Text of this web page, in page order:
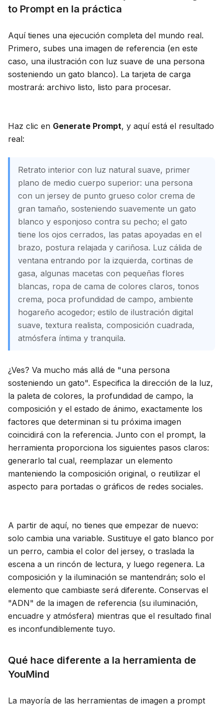
to Prompt en la práctica
Aquí tienes una ejecución completa del mundo real.
Primero, subes una imagen de referencia (en este
caso, una ilustración con luz suave de una persona
sosteniendo un gato blanco). La tarjeta de carga
mostrará: archivo listo, listo para procesar.
Haz clic en Generate Prompt, y aquí está el resultado
real:
Retrato interior con luz natural suave, primer
plano de medio cuerpo superior: una persona
con un jersey de punto grueso color crema de
gran tamaño, sosteniendo suavemente un gato
blanco y esponjoso contra su pecho; el gato
tiene los ojos cerrados, las patas apoyadas en el
brazo, postura relajada y cariñosa. Luz cálida de
ventana entrando por la izquierda, cortinas de
gasa, algunas macetas con pequeñas flores
blancas, ropa de cama de colores claros, tonos
crema, poca profundidad de campo, ambiente
hogareño acogedor; estilo de ilustración digital
suave, textura realista, composición cuadrada,
atmósfera íntima y tranquila.
¿Ves? Va mucho más allá de "una persona
sosteniendo un gato". Especifica la dirección de la luz,
la paleta de colores, la profundidad de campo, la
composición y el estado de ánimo, exactamente los
factores que determinan si tu próxima imagen
coincidirá con la referencia. Junto con el prompt, la
herramienta proporciona los siguientes pasos claros:
generarlo tal cual, reemplazar un elemento
manteniendo la composición original, o reutilizar el
aspecto para portadas o gráficos de redes sociales.
A partir de aquí, no tienes que empezar de nuevo:
solo cambia una variable. Sustituye el gato blanco por
un perro, cambia el color del jersey, o traslada la
escena a un rincón de lectura, y luego regenera. La
composición y la iluminación se mantendrán; solo el
elemento que cambiaste será diferente. Conservas el
"ADN" de la imagen de referencia (su iluminación,
encuadre y atmósfera) mientras que el resultado final
es inconfundiblemente tuyo.
Qué hace diferente a la herramienta de
YouMind
La mayoría de las herramientas de imagen a prompt